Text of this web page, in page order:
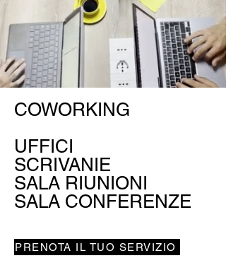
COWORKING
UFFICI
SCRIVANIE
SALA RIUNIONI
SALA CONFERENZE
PRENOTA IL TUO SERVIZIO